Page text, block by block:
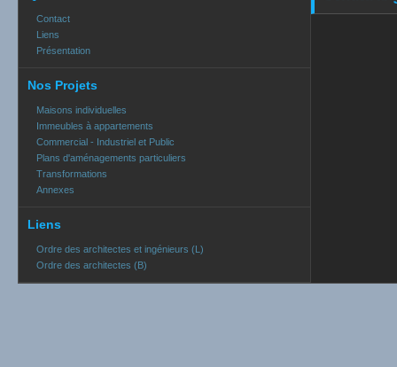
Contact
Liens
Présentation
Nos Projets
Maisons individuelles
Immeubles à appartements
Commercial - Industriel et Public
Plans d'aménagements particuliers
Transformations
Annexes
Liens
Ordre des architectes et ingénieurs (L)
Ordre des architectes (B)